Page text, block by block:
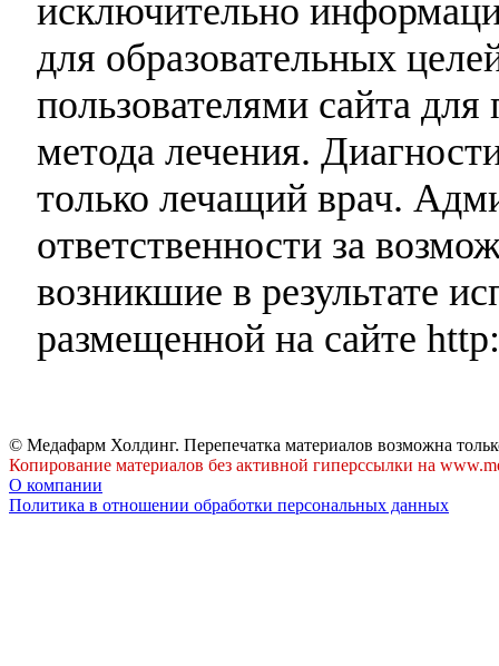
исключительно
для образовательных
пользователями сайта
метода лечения.
только лечащий врач.
ответственности за
возникшие в результате
размещенной на сайте
© Медафарм Холдинг. Перепечатка материалов возможна
Копирование материалов без активной гиперссылки на
О компании
Политика в отношении обработки персональных данных